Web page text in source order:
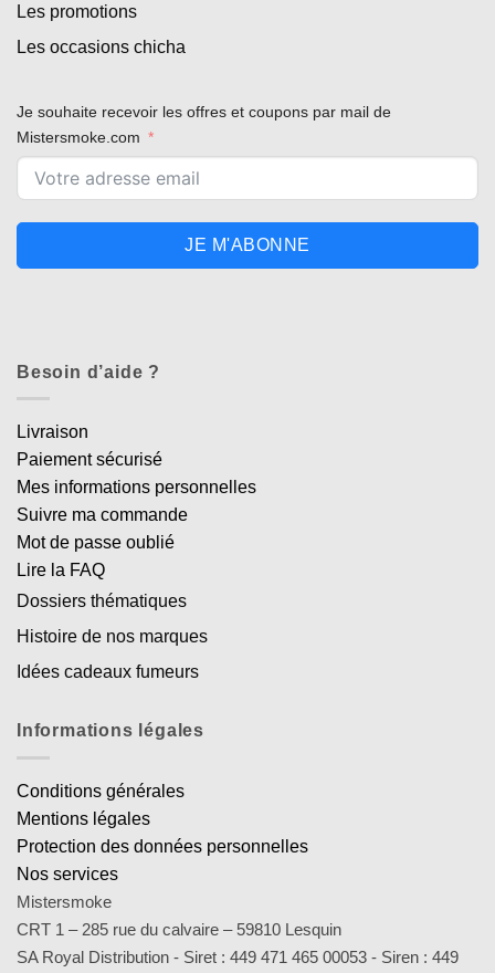
Les promotions
Les occasions chicha
Je souhaite recevoir les offres et coupons par mail de
Mistersmoke.com
JE M'ABONNE
Besoin d’aide ?
Livraison
Paiement sécurisé
Mes informations personnelles
Suivre ma commande
Mot de passe oublié
Lire la FAQ
Dossiers thématiques
Histoire de nos marques
Idées cadeaux fumeurs
Informations légales
Conditions générales
Mentions légales
Protection des données personnelles
Nos services
Mistersmoke
CRT 1 – 285 rue du calvaire – 59810 Lesquin
SA Royal Distribution - Siret : 449 471 465 00053 - Siren : 449